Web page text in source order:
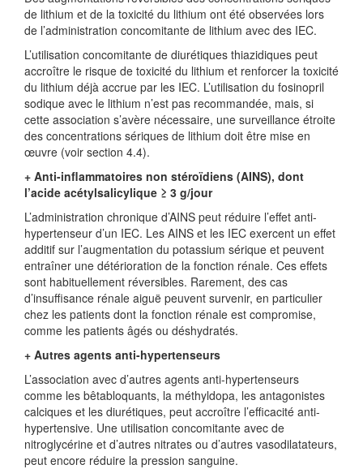
de lithium et de la toxicité du lithium ont été observées lors
de l’administration concomitante de lithium avec des IEC.
L’utilisation concomitante de diurétiques thiazidiques peut
accroître le risque de toxicité du lithium et renforcer la toxicité
du lithium déjà accrue par les IEC. L’utilisation du fosinopril
sodique avec le lithium n’est pas recommandée, mais, si
cette association s’avère nécessaire, une surveillance étroite
des concentrations sériques de lithium doit être mise en
œuvre (voir section 4.4).
+ Anti-inflammatoires non stéroïdiens (AINS), dont
l’acide acétylsalicylique ≥ 3 g/jour
L’administration chronique d’AINS peut réduire l’effet anti-
hypertenseur d’un IEC. Les AINS et les IEC exercent un effet
additif sur l’augmentation du potassium sérique et peuvent
entraîner une détérioration de la fonction rénale. Ces effets
sont habituellement réversibles. Rarement, des cas
d’insuffisance rénale aiguë peuvent survenir, en particulier
chez les patients dont la fonction rénale est compromise,
comme les patients âgés ou déshydratés.
+ Autres agents anti-hypertenseurs
L’association avec d’autres agents anti-hypertenseurs
comme les bêtabloquants, la méthyldopa, les antagonistes
calciques et les diurétiques, peut accroître l’efficacité anti-
hypertensive. Une utilisation concomitante avec de
nitroglycérine et d’autres nitrates ou d’autres vasodilatateurs,
peut encore réduire la pression sanguine.